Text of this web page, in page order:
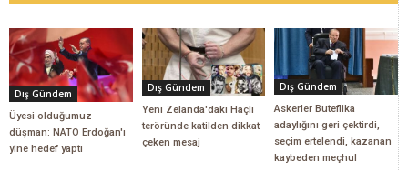
Dış Gündem
Üyesi olduğumuz
düşman: NATO Erdoğan'ı
yine hedef yaptı
Dış Gündem
Yeni Zelanda'daki Haçlı
teröründe katilden dikkat
çeken mesaj
Dış Gündem
Askerler Buteflika
adaylığını geri çektirdi,
seçim ertelendi, kazanan
kaybeden meçhul